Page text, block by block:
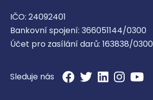
IČO: 24092401
Bankovní spojení: 366051144/0300
Účet pro zasílání darů: 163838/0300
Sleduje nás